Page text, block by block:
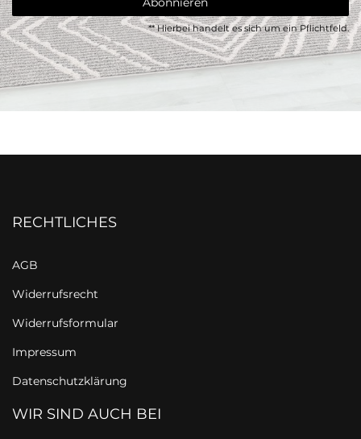
** Hierbei handelt es sich um ein Pflichtfeld.
RECHTLICHES
AGB
Widerrufsrecht
Widerrufsformular
Impressum
Datenschutzklärung
WIR SIND AUCH BEI